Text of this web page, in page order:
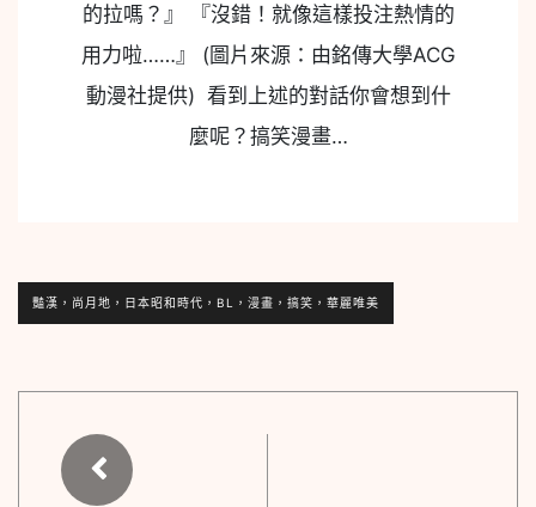
的拉嗎？』 『沒錯！就像這樣投注熱情的
用力啦……』 (圖片來源：由銘傳大學ACG
動漫社提供) 看到上述的對話你會想到什
麼呢？搞笑漫畫…
豔漢，尚月地，日本昭和時代，BL，漫畫，搞笑，華麗唯美